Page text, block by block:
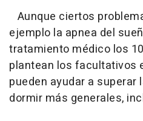
Aunque ciertos
ejemplo la apnea del
tratamiento médico los
plantean los facultativos
pueden ayudar a
dormir más generales,